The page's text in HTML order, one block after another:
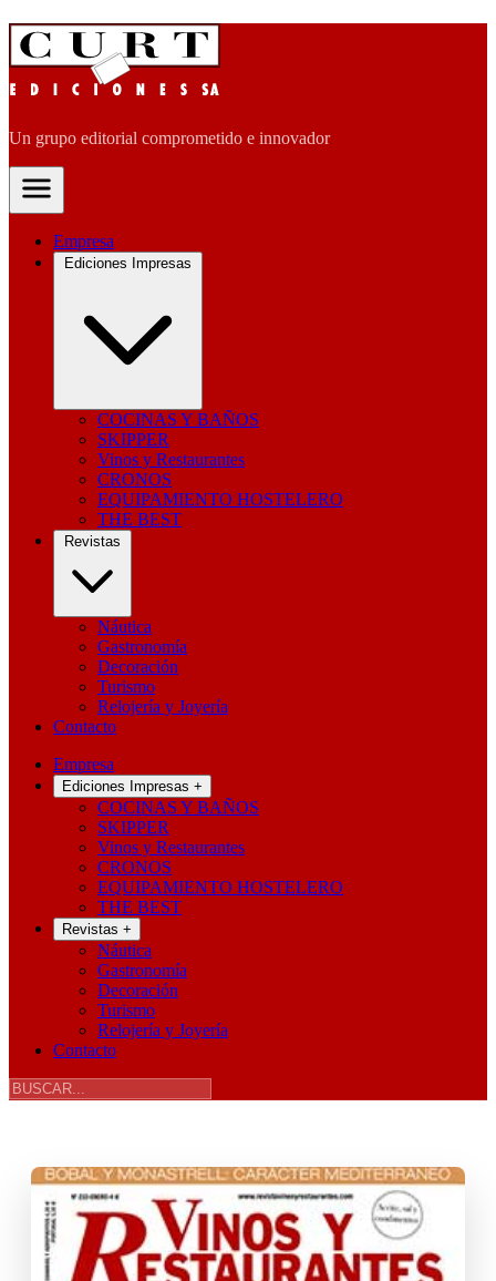
Un grupo editorial comprometido e innovador
Empresa
Ediciones Impresas
COCINAS Y BAÑOS
SKIPPER
Vinos y Restaurantes
CRONOS
EQUIPAMIENTO HOSTELERO
THE BEST
Revistas
Náutica
Gastronomía
Decoración
Turismo
Relojería y Joyería
Contacto
Empresa
Ediciones Impresas +
COCINAS Y BAÑOS
SKIPPER
Vinos y Restaurantes
CRONOS
EQUIPAMIENTO HOSTELERO
THE BEST
Revistas +
Náutica
Gastronomía
Decoración
Turismo
Relojería y Joyería
Contacto